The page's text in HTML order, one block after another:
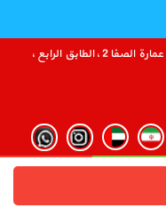
طهران ، الزعفرانية ، ساحة عاصف (اجازي) ، عمارة الصفا 2 ، الطابق الرابع ،